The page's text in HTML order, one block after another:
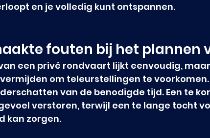
en je volledig kunt ontspannen.
fouten bij het plannen
een privé rondvaart lijkt eenvoudig,
om teleurstellingen te
van de benodigde tijd. Een te
verstoren, terwijl een te lange tocht
kan zorgen.